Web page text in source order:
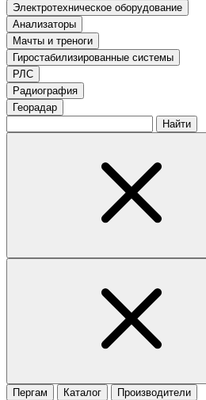
Электротехническое оборудование
Анализаторы
Мачты и треноги
Гиростабилизированные системы
РЛС
Радиография
Георадар
Найти
Пергам Каталог Производители